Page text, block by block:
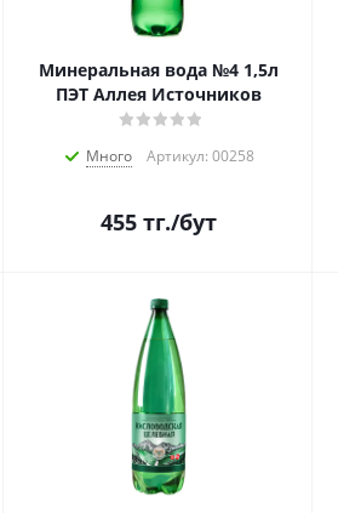
Минеральная вода №4 1,5л
ПЭТ Аллея Источников
Много Артикул: 00258
455тг./бут